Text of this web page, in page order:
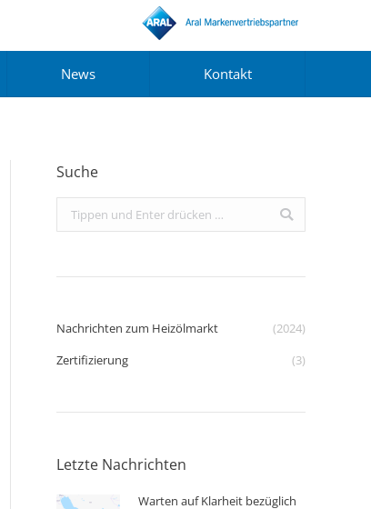
News Kontakt
Suche
Search:
Nachrichten zum Heizölmarkt
(2024)
Zertifizierung
(3)
Letzte Nachrichten
Warten auf Klarheit bezüglich